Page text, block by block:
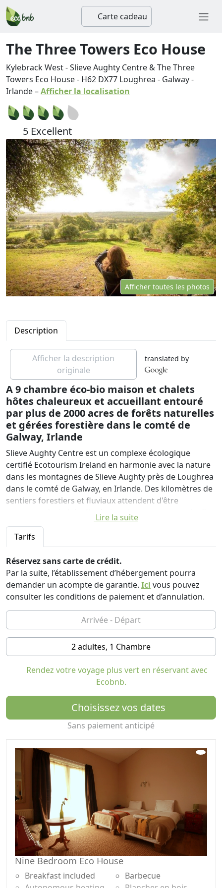
Carte cadeau
The Three Towers Eco House
Kylebrack West - Slieve Aughty Centre & The Three
Towers Eco House- H62 DX77 Loughrea - Galway-
Irlande–Afficher la localisation
5 Excellent
Afficher toutes les photos
Description
Afficher la description
originale
translated by
A 9 chambre éco-bio maison et chalets
hôtes chaleureux et accueillant entouré
par plus de 2000 acres de forêts naturelles
et gérées forestière dans le comté de
Galway, Irlande
Slieve Aughty Centre est un complexe écologique
certifié Ecotourism Ireland en harmonie avec la nature
dans les montagnes de Slieve Aughty près de Loughrea
dans le comté de Galway, en Irlande. Des kilomètres de
sentiers forestiers et fluviaux attendent d'être
parcourus à pied, à vélo, à cheval ou en compagnie d'un
âne sympathique !
Le centre dispose d'un centre équestre agréé BHS avec
parcours de cross, potager bio fruitier, forêt enchantée,
salle de bricolage, aire de jeux pour enfants, animaux
de la ferme, jardins pittoresques, jardin à l'italienne
extérieur avec four à terre, bibliothèque, atelier espace,
et diverses options d'hébergement, ainsi que des
installations de mariage. Situé sur 17 acres et entouré
de plus de 2 000 acres de forêts, c'est une évasion vers
l'ouest irlandais sauvage.
Alors que la majeure partie de la journée, vous serez en
train d'explorer la forêt, de visiter les fées, de faire du
tourisme ou de rencontrer les chevaux et les poneys,
les options de couchage incluent tout, du camping à la
luxueuse suite nuptiale. Ouvert en 2012, The Three
Towers Eco House and Organic Kitchen propose 9
belles chambres et un restaurant certifié bio. Standard
avec toutes les chambres est un petit déjeuner
continental bio, ou si vous voulez passer vos journées
sur place réservez en pension complète. Les chambres
écologiques sont conçues dans un esprit de confort et
de luxe rustique. 7 des 9 chambres s'ouvrent sur des
balcons panoramiques, et la suite nuptiale et la salle
familiale sont parfaites pour les occasions spéciales ou
les grands groupes. Il n'y a pas de télévision ou de wifi
dans les chambres car nous croyons en la création d'un
espace pour passer du temps de qualité avec la famille
et les amis et sortir dans la nature.
À côté des Trois Tours se trouvent deux Eco-lodges
Lire la suite
Tarifs
Réservez sans carte de crédit.
Par la suite, l’établissement d’hébergement pourra
demander un acompte de garantie. Ici vous pouvez
consulter les conditions de paiement et d’annulation.
2 adultes, 1 Chambre
Rendez votre voyage plus vert en réservant avec
Ecobnb.
Choisissez vos dates
Sans paiement anticipé
Nine Bedroom Eco House
Breakfast included
Barbecue